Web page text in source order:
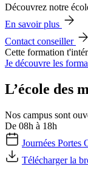
Découvrez notre
En savoir plus
Contact conseiller
Cette formation
Je découvre les
L’école des
Nos campus sont
De 08h à 18h
Journées Portes
Télécharger la